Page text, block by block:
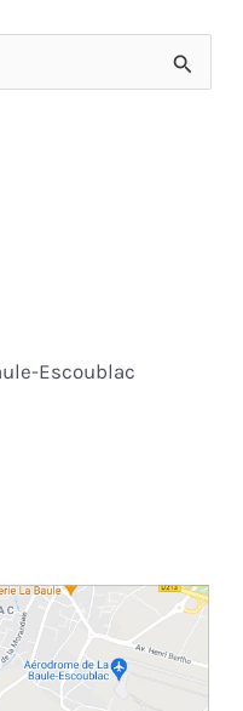
Escoublac